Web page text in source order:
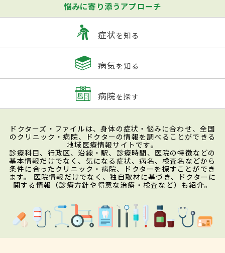
悩みに寄り添うアプローチ
症状を知る
病気を知る
病院を探す
ドクターズ・ファイルは、身体の症状・悩みに合わせ、全国
のクリニック・病院、ドクターの情報を調べることができる
地域医療情報サイトです。
診療科目、行政区、沿線・駅、診療時間、医院の特徴などの
基本情報だけでなく、気になる症状、病名、検査名などから
条件に合ったクリニック・病院、ドクターを探すことができ
ます。 医院情報だけでなく、独自取材に基づき、ドクターに
関する情報（診療方針や得意な治療・検査など）も紹介。